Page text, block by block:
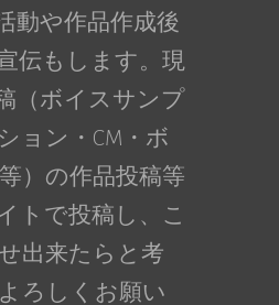
動や作品作成後
伝もします。現
（ボイスサンプ
ョン・CM・ボ
）の作品投稿等
トで投稿し、こ
出来たらと考
ろしくお願い